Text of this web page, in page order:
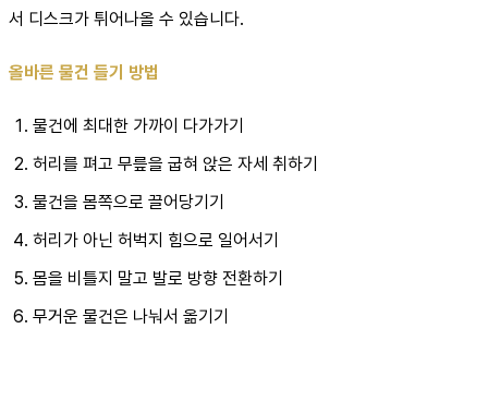
서 디스크가 튀어나올 수 있습니다.
올바른 물건 들기 방법
물건에 최대한 가까이 다가가기
허리를 펴고 무릎을 굽혀 앉은 자세 취하기
물건을 몸쪽으로 끌어당기기
허리가 아닌 허벅지 힘으로 일어서기
몸을 비틀지 말고 발로 방향 전환하기
무거운 물건은 나눠서 옮기기